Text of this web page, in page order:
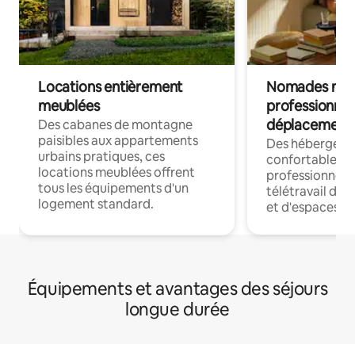
Locations entièrement
meublées
Des cabanes de montagne
paisibles aux appartements
urbains pratiques, ces
locations meublées offrent
tous les équipements d'un
logement standard.
Nomades
déplacement
Des
confortables
professionnels
télétravail
et d'espaces
Équipements et avantages des séjours
longue durée